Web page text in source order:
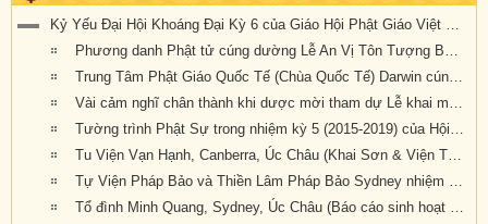
Kỷ Yếu Đại Hội Khoáng Đại Kỳ 6 của Giáo Hội Phật Giáo Việt Nam Thống Nhất Hải Ngoại tại Úc Đại Lợi-Tân Tây Lan
Phương danh Phật tử cúng dường Lễ An Vị Tôn Tượng Bồ Tát Địa Tạng, Quan Âm & Đại Hội Kỳ 6 tại Tu Viện Quảng Đức
Trung Tâm Phật Giáo Quốc Tế (Chùa Quốc Tế) Darwin cúng dường Đại Hội Kỳ 6
Vài cảm nghĩ chân thành khi dược mời tham dự Lễ khai mạc Đại Hội Kỳ 6
Tường trình Phật Sự trong nhiệm kỳ 5 (2015-2019) của Hội Đồng Điều Hành (Văn Phòng Phó Tổng Thư Ký Giáo Hội, TK.Thích Nguyên Tạng báo cáo)
Tu Viện Vạn Hạnh, Canberra, Úc Châu (Khai Sơn & Viện Trưởng : HT Thích Quảng Ba, Báo cáo sinh hoạt tu học từ 2015-2019)
Tự Viện Pháp Bảo và Thiền Lâm Pháp Bảo Sydney nhiệm kỳ 2015 – 2019
Tổ đình Minh Quang, Sydney, Úc Châu (Báo cáo sinh hoạt tu học từ 2015-2019)